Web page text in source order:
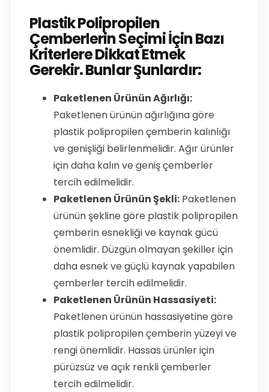
Plastik Polipropilen
Çemberlerin Seçimi İçin Bazı
Kriterlere Dikkat Etmek
Gerekir. Bunlar Şunlardır:
Paketlenen Ürünün Ağırlığı:
Paketlenen ürünün ağırlığına göre
plastik polipropilen çemberin kalınlığı
ve genişliği belirlenmelidir. Ağır ürünler
için daha kalın ve geniş çemberler
tercih edilmelidir.
Paketlenen Ürünün Şekli: Paketlenen
ürünün şekline göre plastik polipropilen
çemberin esnekliği ve kaynak gücü
önemlidir. Düzgün olmayan şekiller için
daha esnek ve güçlü kaynak yapabilen
çemberler tercih edilmelidir.
Paketlenen Ürünün Hassasiyeti:
Paketlenen ürünün hassasiyetine göre
plastik polipropilen çemberin yüzeyi ve
rengi önemlidir. Hassas ürünler için
pürüzsüz ve açık renkli çemberler
tercih edilmelidir.